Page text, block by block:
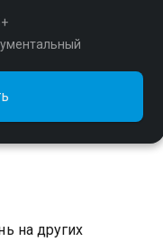
на других